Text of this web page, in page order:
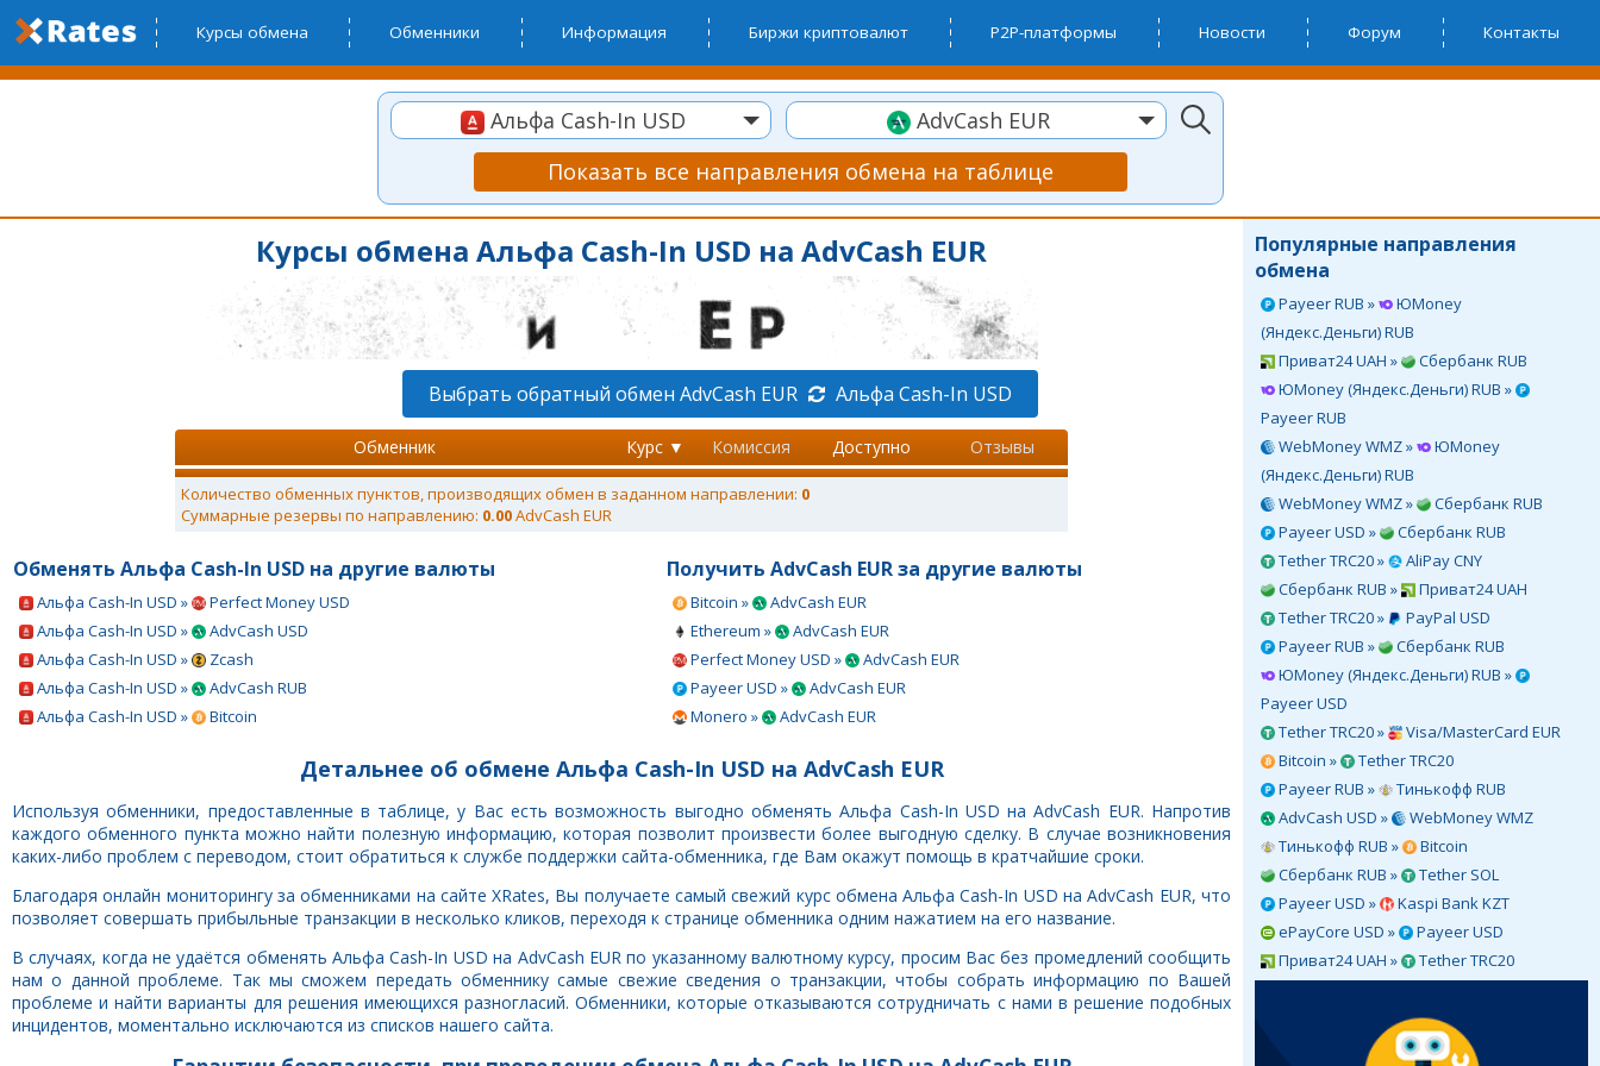
Курсы обмена Обменники Информация Биржи криптовалют P2P-платформы Новости Форум Контакты
Альфа Cash-In USD
AdvCash EUR
Показать все направления обмена на таблице
Популярные направления
обмена
Payeer RUB »
ЮMoney
(Яндекс.Деньги) RUB
Приват24 UAH »
Сбербанк RUB
ЮMoney (Яндекс.Деньги) RUB »
Payeer RUB
WebMoney WMZ »
ЮMoney
(Яндекс.Деньги) RUB
WebMoney WMZ »
Сбербанк RUB
Payeer USD »
Сбербанк RUB
Tether TRC20 »
AliPay CNY
Сбербанк RUB »
Приват24 UAH
Tether TRC20 »
PayPal USD
Payeer RUB »
Сбербанк RUB
ЮMoney (Яндекс.Деньги) RUB »
Payeer USD
Tether TRC20 »
Visa/MasterCard EUR
Bitcoin »
Tether TRC20
Payeer RUB »
Тинькофф RUB
AdvCash USD »
WebMoney WMZ
Тинькофф RUB »
Bitcoin
Сбербанк RUB »
Tether SOL
Payeer USD »
Kaspi Bank KZT
ePayCore USD »
Payeer USD
Приват24 UAH »
Tether TRC20
Курсы обмена Альфа Cash-In USD на AdvCash EUR
Выбрать обратный обмен AdvCash EUR Альфа Cash-In USD
Обменник Курс ▼ Комиссия Доступно Отзывы
Количество обменных пунктов, производящих обмен в заданном направлении: 0
Суммарные резервы по направлению: 0.00AdvCash EUR
Обменять Альфа Cash-In USD на другие валюты
Альфа Cash-In USD »
Perfect Money USD
Альфа Cash-In USD »
AdvCash USD
Альфа Cash-In USD »
Zcash
Альфа Cash-In USD »
AdvCash RUB
Альфа Cash-In USD »
Bitcoin
Получить AdvCash EUR за другие валюты
Bitcoin »
AdvCash EUR
Ethereum »
AdvCash EUR
Perfect Money USD »
AdvCash EUR
Payeer USD »
AdvCash EUR
Monero »
AdvCash EUR
Детальнее об обмене Альфа Cash-In USD на AdvCash EUR
Используя обменники, предоставленные в таблице, у Вас есть возможность выгодно обменять Альфа Cash-In USD на AdvCash EUR. Напротив
каждого обменного пункта можно найти полезную информацию, которая позволит произвести более выгодную сделку. В случае возникновения
каких-либо проблем с переводом, стоит обратиться к службе поддержки сайта-обменника, где Вам окажут помощь в кратчайшие сроки.
Благодаря онлайн мониторингу за обменниками на сайте XRates, Вы получаете самый свежий курс обмена Альфа Cash-In USD на AdvCash EUR, что
позволяет совершать прибыльные транзакции в несколько кликов, переходя к странице обменника одним нажатием на его название.
В случаях, когда не удаётся обменять Альфа Cash-In USD на AdvCash EUR по указанному валютному курсу, просим Вас без промедлений сообщить
нам о данной проблеме. Так мы сможем передать обменнику самые свежие сведения о транзакции, чтобы собрать информацию по Вашей
проблеме и найти варианты для решения имеющихся разногласий. Обменники, которые отказываются сотрудничать с нами в решение подобных
инцидентов, моментально исключаются из списков нашего сайта.